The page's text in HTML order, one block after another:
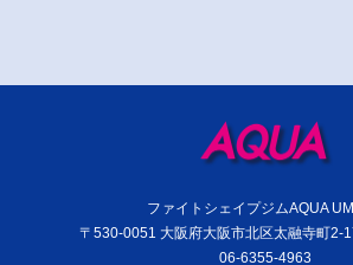
ファイトシェイプジムAQUA
〒530-0051 大阪府大阪市北区太融寺町2-
06-6355-4963